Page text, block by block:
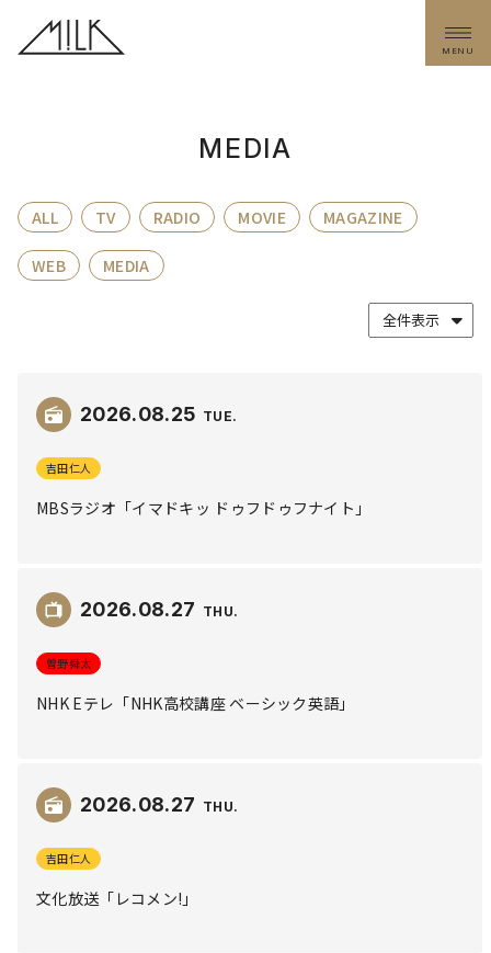
MENU
MEDIA
ALL TV RADIO MOVIE MAGAZINE
WEB MEDIA
2026.08.25 TUE
吉田仁人
MBSラジオ「イマドキッ ドゥフドゥフナイト」
2026.08.27 THU
曽野舜太
NHK Eテレ「NHK高校講座 ベーシック英語」
2026.08.27 THU
吉田仁人
文化放送「レコメン!」